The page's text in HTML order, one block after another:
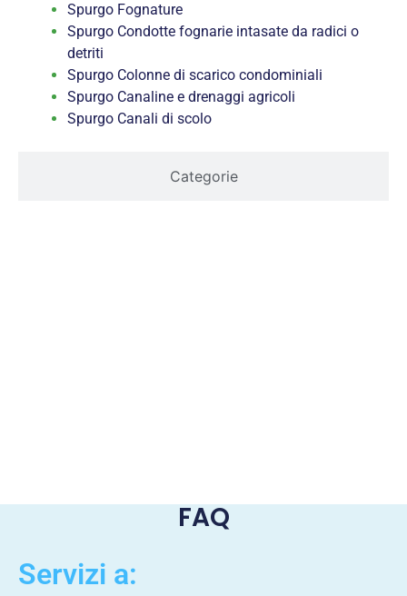
Categorie
Spurgo Fognature
Spurgo Condotte fognarie intasate da radici o
detriti
Spurgo Colonne di scarico condominiali
Spurgo Canaline e drenaggi agricoli
Spurgo Canali di scolo
FAQ
Servizi a: